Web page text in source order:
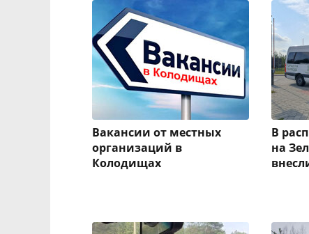
Вакансии от местных
организаций в
Колодищах
В
на